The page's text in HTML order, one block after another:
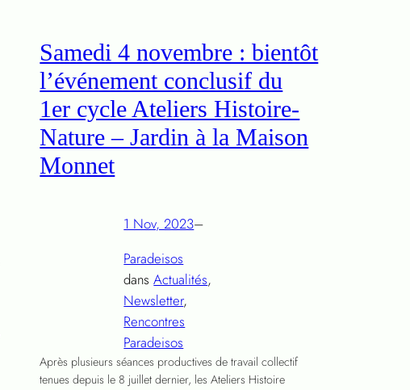
Samedi 4 novembre : bientôt
l’événement conclusif du
1er cycle Ateliers Histoire-
Nature – Jardin à la Maison
Monnet
1 Nov, 2023–
Paradeisos
dansActualités
Newsletter
Rencontres
Paradeisos
Après plusieurs séances productives de travail collectif
tenues depuis le 8 juillet dernier, les Ateliers Histoire